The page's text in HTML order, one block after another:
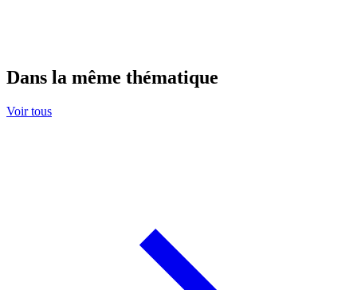
Dans la même thématique
Voir tous